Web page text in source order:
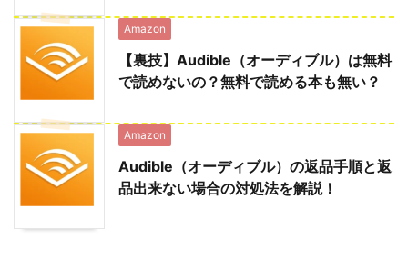
Amazon
【裏技】Audible（オーディブル）は無料
で読めないの？無料で読める本も無い？
Amazon
Audible（オーディブル）の返品手順と返
品出来ない場合の対処法を解説！